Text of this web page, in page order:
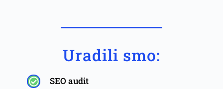
Uradili smo:
SEO audit